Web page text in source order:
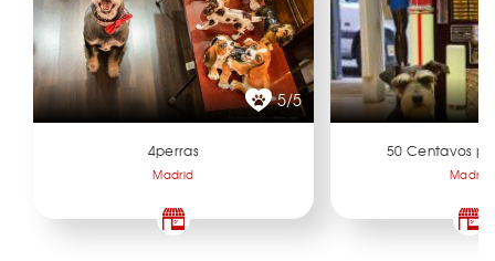
5/5
4perras
Madrid
50 Centavos
Madrid